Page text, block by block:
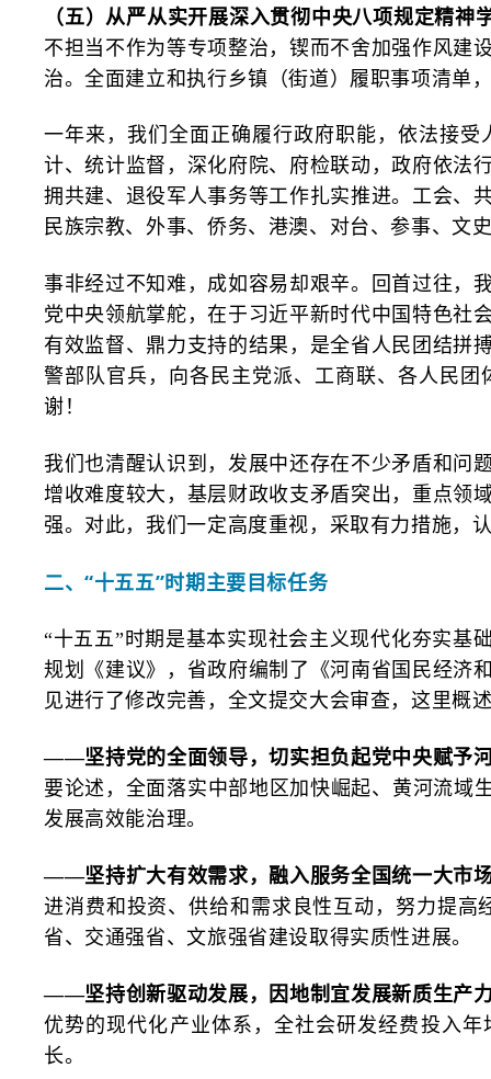
（五）从严从实开展深入贯彻中央八项规定精神
不担当不作为等专项整治，锲而不舍加强作风建
治。全面建立和执行乡镇（街道）履职事项清单
一年来，我们全面正确履行政府职能，依法接
计、统计监督，深化府院、府检联动，政府依法
拥共建、退役军人事务等工作扎实推进。工会、
民族宗教、外事、侨务、港澳、对台、参事、文
事非经过不知难，成如容易却艰辛。回首过往，
党中央领航掌舵，在于习近平新时代中国特色社
有效监督、鼎力支持的结果，是全省人民团结拼
警部队官兵，向各民主党派、工商联、各人民
谢！
我们也清醒认识到，发展中还存在不少矛盾和问
增收难度较大，基层财政收支矛盾突出，重点领
强。对此，我们一定高度重视，采取有力措施，
二、“十五五”时期主要目标任务
“十五五”时期是基本实现社会主义现代化夯实基
规划《建议》，省政府编制了《河南省国民经济
见进行了修改完善，全文提交大会审查，这里概
——坚持党的全面领导，切实担负起党中央赋予
要论述，全面落实中部地区加快崛起、黄河流域
发展高效能治理。
——坚持扩大有效需求，融入服务全国统一大市
进消费和投资、供给和需求良性互动，努力提
省、交通强省、文旅强省建设取得实质性进展。
——坚持创新驱动发展，因地制宜发展新质生产
优势的现代化产业体系，全社会研发经费投入
长。